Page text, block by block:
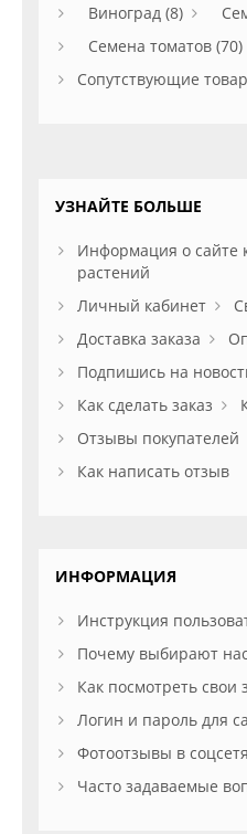
Виноград (8)
Семена томатов (70)
Сопутствующие
УЗНАЙТЕ БОЛЬШЕ
Информация о сайте
растений
Личный кабинет
Доставка заказа
Подпишись на
Как сделать заказ
Отзывы покупателей
Как написать отзыв
ИНФОРМАЦИЯ
Инструкция
Почему выбирают нас
Как посмотреть свои
Логин и пароль для
Фотоотзывы в
Часто задаваемые